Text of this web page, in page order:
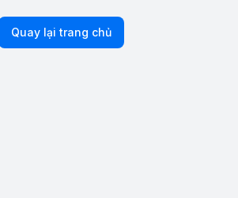
Quay lại trang chủ